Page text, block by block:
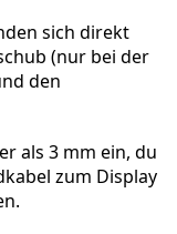
sich direkt
(nur bei der
den
als 3 mm ein, du
zum Display